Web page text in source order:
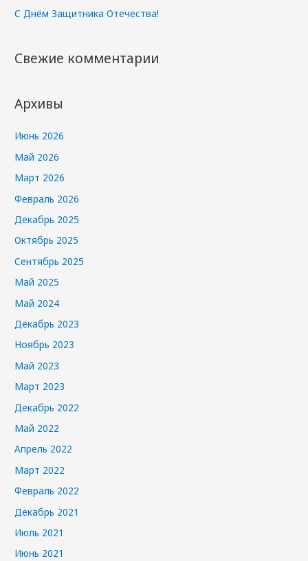
С Днём Защитника Отечества!
Свежие комментарии
Архивы
Июнь 2026
Май 2026
Март 2026
Февраль 2026
Декабрь 2025
Октябрь 2025
Сентябрь 2025
Май 2025
Май 2024
Декабрь 2023
Ноябрь 2023
Май 2023
Март 2023
Декабрь 2022
Май 2022
Апрель 2022
Март 2022
Февраль 2022
Декабрь 2021
Июль 2021
Июнь 2021